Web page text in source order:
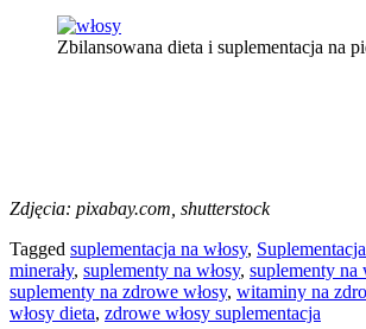
Zbilansowana dieta i suplementacja na
Zdjęcia: pixabay.com, shutterstock
Tagged suplementacja na włosy,
minerały, suplementy na włosy, suplementy na
suplementy na zdrowe włosy, witaminy na
włosy dieta, zdrowe włosy suplementacja